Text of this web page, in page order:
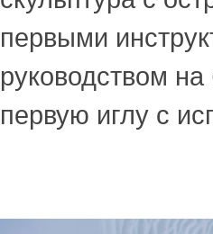
первыми
руководством на
первую иглу с